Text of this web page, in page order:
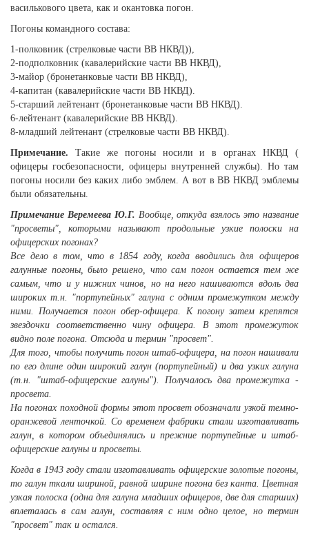
василькового цвета, как и окантовка погон.
Погоны командного состава:
1-полковник (стрелковые части ВВ НКВД)),
2-подполковник (кавалерийские части ВВ НКВД),
3-майор (бронетанковые части ВВ НКВД),
4-капитан (кавалерийские части ВВ НКВД).
5-старший лейтенант (бронетанковые части ВВ НКВД).
6-лейтенант (кавалерийские ВВ НКВД).
8-младший лейтенант (стрелковые части ВВ НКВД).
Примечание. Такие же погоны носили и в органах НКВД (
офицеры госбезопасности, офицеры внутренней службы). Но там
погоны носили без каких либо эмблем. А вот в ВВ НКВД эмблемы
были обязательны.
Примечание Веремеева Ю.Г. Вообще, откуда взялось это название
"просветы", которыми называют продольные узкие полоски на
офицерских погонах?
Все дело в том, что в 1854 году, когда вводились для офицеров
галунные погоны, было решено, что сам погон остается тем же
самым, что и у нижних чинов, но на него нашиваются вдоль два
широких т.н. "портупейных" галуна с одним промежутком между
ними. Получается погон обер-офицера. К погону затем крепятся
звездочки соответственно чину офицера. В этот промежуток
видно поле погона. Отсюда и термин "просвет".
Для того, чтобы получить погон штаб-офицера, на погон нашивали
по его длине один широкий галун (портупейный) и два узких галуна
(т.н. "штаб-офицерские галуны"). Получалось два промежутка -
просвета.
На погонах походной формы этот просвет обозначали узкой темно-
оранжевой ленточкой. Со временемфабрики стали изготавливать
галун, в котором объединялись и прежние портупейные и штаб-
офицерские галуны и просветы.
Когда в 1943 году стали изготавливать офицерские золотые погоны,
то галун ткали шириной, равной ширине погона без канта. Цветная
узкая полоска (одна для галуна младших офицеров, две для старших)
вплеталась в сам галун, составляя с ним одно целое, но термин
"просвет" так и остался.